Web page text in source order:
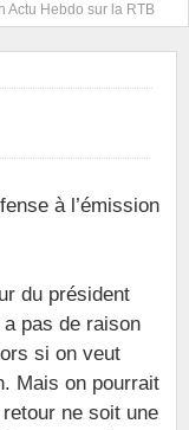
Actu Hebdo sur la RTB
à l’émission
du président
a pas de raison
si on veut
Mais on pourrait
ne soit une